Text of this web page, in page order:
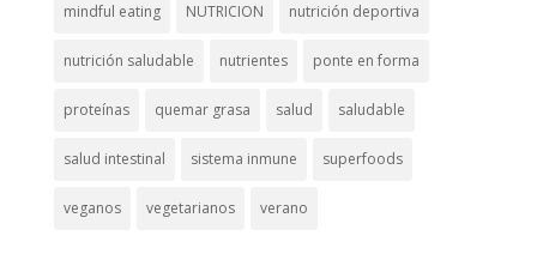
mindful eating NUTRICION nutrición deportiva
nutrición saludable nutrientes ponte en forma
proteínas quemar grasa salud saludable
salud intestinal sistema inmune superfoods
veganos vegetarianos verano